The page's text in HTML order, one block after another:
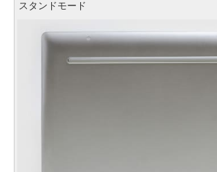
スタンドモード